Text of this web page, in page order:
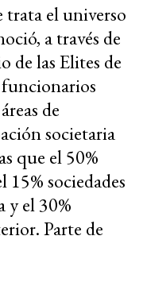
trata el universo
a través de
de las Elites de
de
societaria
que el 50%
15% sociedades
y el 30%
Parte de